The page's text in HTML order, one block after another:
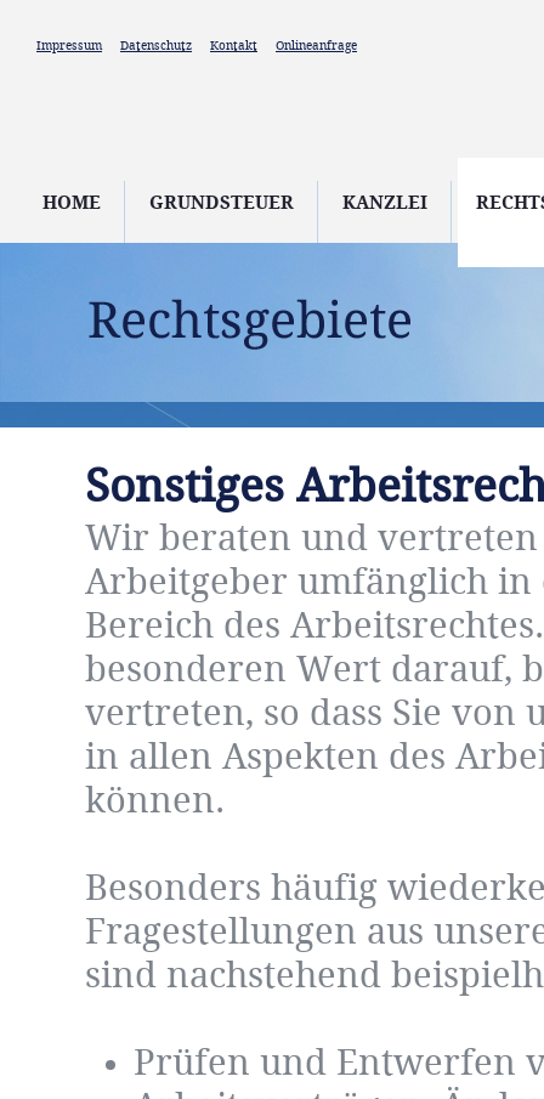
HOME GRUNDSTEUER KANZLEI
Impressum Datenschutz Kontakt Onlineanfrage
Sonstiges
Wir beraten und
Arbeitgeber umfänglich in
Bereich des
besonderen Wert darauf,
vertreten, so dass Sie von
in allen Aspekten des
können.
Besonders häufig
Fragestellungen aus
sind nachstehend
Prüfen und Entwerfen